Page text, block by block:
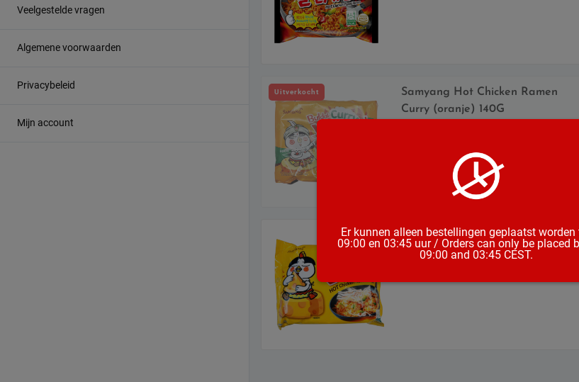
Veelgestelde vragen
Algemene voorwaarden
Privacybeleid
Mijn account
Uitverkocht
Samyang Hot Chicken Ramen
Curry (oranje) 140G
Samyang Hot Chicken Ramen
Cheese (geel) 140G
Er kunnen alleen bestellingen geplaatst worden
09:00 en 03:45 uur / Orders can only be placed
09:00 and 03:45 CEST.